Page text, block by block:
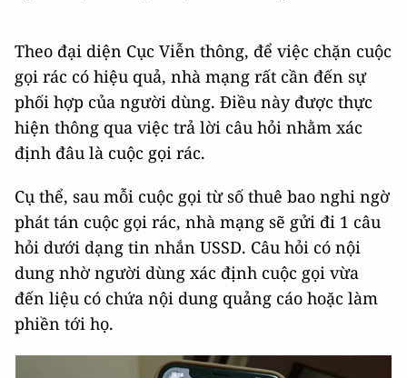
Theo đại diện Cục Viễn thông, để việc chặn cuộc
gọi rác có hiệu quả, nhà mạng rất cần đến sự
phối hợp của người dùng. Điều này được thực
hiện thông qua việc trả lời câu hỏi nhằm xác
định đâu là cuộc gọi rác.
Cụ thể, sau mỗi cuộc gọi từ số thuê bao nghi ngờ
phát tán cuộc gọi rác, nhà mạng sẽ gửi đi 1 câu
hỏi dưới dạng tin nhắn USSD. Câu hỏi có nội
dung nhờ người dùng xác định cuộc gọi vừa
đến liệu có chứa nội dung quảng cáo hoặc làm
phiền tới họ.